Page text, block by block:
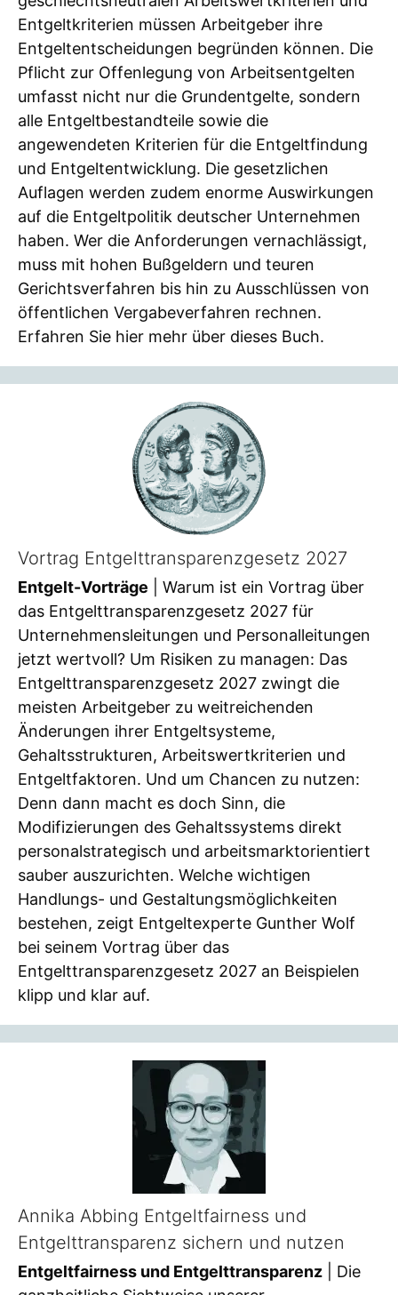
Entgeltkriterien müssen Arbeitgeber ihre
Entgeltentscheidungen begründen können. Die
Pflicht zur Offenlegung von Arbeitsentgelten
umfasst nicht nur die Grundentgelte, sondern
alle Entgeltbestandteile sowie die
angewendeten Kriterien für die Entgeltfindung
und Entgeltentwicklung. Die gesetzlichen
Auflagen werden zudem enorme Auswirkungen
auf die Entgeltpolitik deutscher Unternehmen
haben. Wer die Anforderungen vernachlässigt,
muss mit hohen Bußgeldern und teuren
Gerichtsverfahren bis hin zu Ausschlüssen von
öffentlichen Vergabeverfahren rechnen.
Erfahren Sie hier mehr über dieses Buch.
Vortrag Entgelttransparenzgesetz 2027
Entgelt-Vorträge | Warum ist ein Vortrag über
das Entgelttransparenzgesetz 2027 für
Unternehmensleitungen und Personalleitungen
jetzt wertvoll? Um Risiken zu managen: Das
Entgelttransparenzgesetz 2027 zwingt die
meisten Arbeitgeber zu weitreichenden
Änderungen ihrer Entgeltsysteme,
Gehaltsstrukturen, Arbeitswertkriterien und
Entgeltfaktoren. Und um Chancen zu nutzen:
Denn dann macht es doch Sinn, die
Modifizierungen des Gehaltssystems direkt
personalstrategisch und arbeitsmarktorientiert
sauber auszurichten. Welche wichtigen
Handlungs- und Gestaltungsmöglichkeiten
bestehen, zeigt Entgeltexperte Gunther Wolf
bei seinem Vortrag über das
Entgelttransparenzgesetz 2027 an Beispielen
klipp und klar auf.
Annika Abbing Entgeltfairness und
Entgelttransparenz sichern und nutzen
Entgeltfairness und Entgelttransparenz | Die